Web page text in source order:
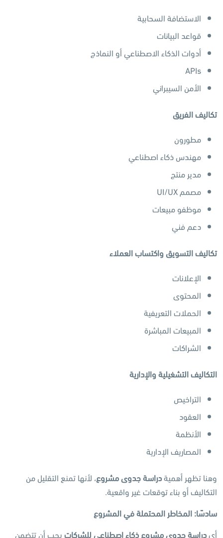
الاستضافة السحابية
قواعد البيانات
أدوات الذكاء الاصطناعي أو النماذج
APIs
الأمن السيبراني
تكاليف الفريق
مطورون
مهندس ذكاء اصطناعي
مدير منتج
مصمم UI/UX
موظفو مبيعات
دعم فني
تكاليف التسويق واكتساب العملاء
الإعلانات
المحتوى
الحملات التعريفية
المبيعات المباشرة
الشراكات
التكاليف التشغيلية والإدارية
التراخيص
العقود
الأنظمة
المصاريف الإدارية
وهنا تظهر أهميةدراسة جدوى مشروع، لأنها تمنع التقليل من
التكاليف أو بناء توقعات غير واقعية.
سادسًا: المخاطر المحتملة في المشروع
أيدراسة جدوى مشروع ذكاء اصطناعي للشركات يجب أن تتضمن